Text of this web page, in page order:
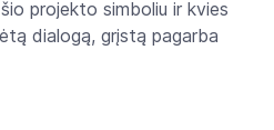
projekto simboliu ir kvies
dialogą, grįstą pagarba